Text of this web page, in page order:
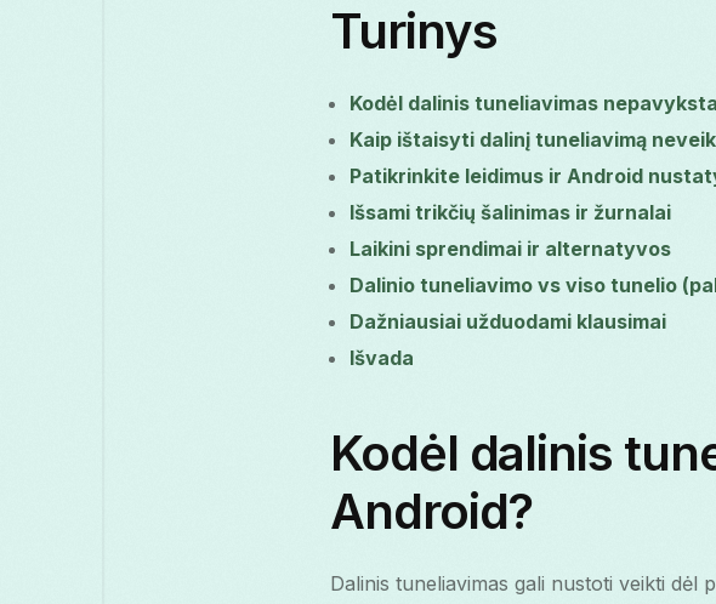
Turinys
Kodėl dalinis tuneliavimas
Kaip ištaisyti dalinį tuneliavimą
Patikrinkite leidimus ir Android
Išsami trikčių šalinimas ir žurnalai
Laikini sprendimai ir alternatyvos
Dalinio tuneliavimo vs viso tunelio
Dažniausiai užduodami klausimai
Išvada
Kodėl dalinis
Android?
Dalinis tuneliavimas gali nustoti veikti dėl